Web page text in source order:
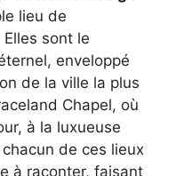
lieu de
Elles sont le
enveloppé
de la ville la plus
Chapel, où
à la luxueuse
de ces lieux
à raconter, faisant